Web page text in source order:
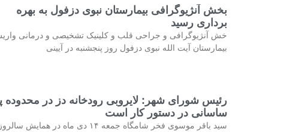
بخش آنژیوگرافی بیمارستان نبوی دزفول به بهره
برداری رسید
خش آنژیوگرافی و جراحی قلب و کلینیک تشخیصی و درمانی
بیمارستان آیت الله نبوی دزفول روز پنجشنبه در آیینی
رئیس شورای شهر: لایروبی رودخانه دز در محدوده
ساسانی در دستور کار است
سید باقر موسوی فخر شامگاه جمعه ۱۴ دی ماه در همایش سالروز